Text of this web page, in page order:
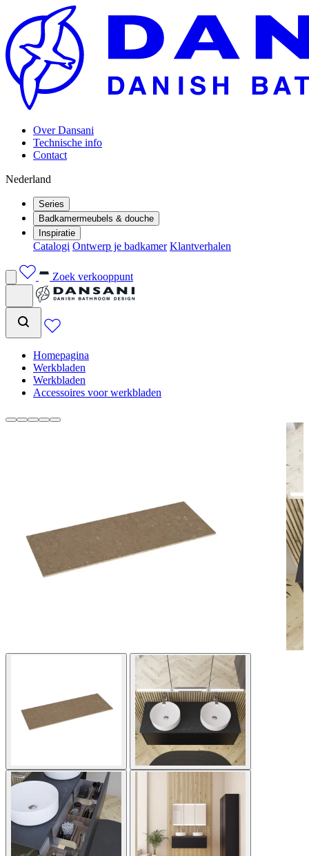
Over Dansani
Technische info
Contact
Nederland
Series
Badkamermeubels & douche
Inspiratie
Catalogi Ontwerp je badkamer Klantverhalen
Zoek verkooppunt
Homepagina
Werkbladen
Werkbladen
Accessoires voor werkbladen